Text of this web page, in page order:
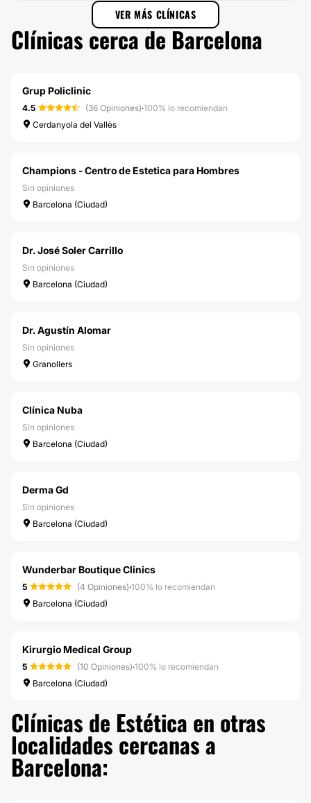
VER MÁS CLÍNICAS
Clínicas cerca de Barcelona
Grup Policlinic
4.5 (36 Opiniones)·100% lo recomiendan
Cerdanyola del Vallès
Champions - Centro de Estetica para Hombres
Sin opiniones
Barcelona (Ciudad)
Dr. José Soler Carrillo
Sin opiniones
Barcelona (Ciudad)
Dr. Agustín Alomar
Sin opiniones
Granollers
Clínica Nuba
Sin opiniones
Barcelona (Ciudad)
Derma Gd
Sin opiniones
Barcelona (Ciudad)
Wunderbar Boutique Clinics
5 (4 Opiniones)·100% lo recomiendan
Barcelona (Ciudad)
Kirurgio Medical Group
5 (10 Opiniones)·100% lo recomiendan
Barcelona (Ciudad)
Clínicas de Estética en otras
localidades cercanas a
Barcelona: